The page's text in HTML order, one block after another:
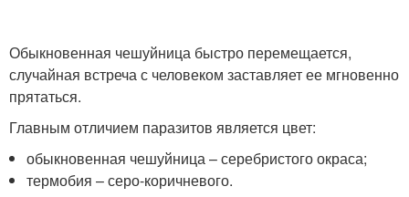
Обыкновенная чешуйница быстро перемещается,
случайная встреча с человеком заставляет ее мгновенно
прятаться.
Главным отличием паразитов является цвет:
обыкновенная чешуйница – серебристого окраса;
термобия – серо-коричневого.